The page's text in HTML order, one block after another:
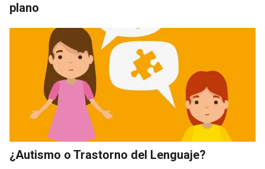
plano
¿Autismo o Trastorno del Lenguaje?